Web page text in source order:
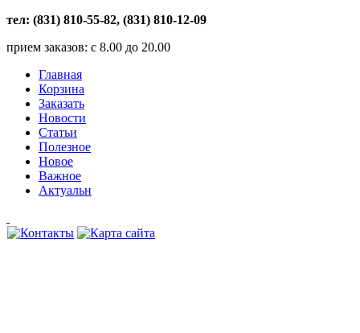
тел: (831) 810-55-82, (831) 810-12-09
прием заказов: с 8.00 до 20.00
Главная
Корзина
Заказать
Новости
Статьи
Полезное
Новое
Важное
Актуальн